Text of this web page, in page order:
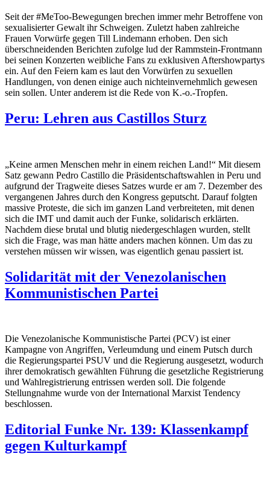
Seit der #MeToo-Bewegungen brechen immer mehr Betroffene von
sexualisierter Gewalt ihr Schweigen. Zuletzt haben zahlreiche
Frauen Vorwürfe gegen Till Lindemann erhoben. Den sich
überschneidenden Berichten zufolge lud der Rammstein-Frontmann
bei seinen Konzerten weibliche Fans zu exklusiven Aftershowpartys
ein. Auf den Feiern kam es laut den Vorwürfen zu sexuellen
Handlungen, von denen einige auch nichteinvernehmlich gewesen
sein sollen. Unter anderem ist die Rede von K.-o.-Tropfen.
Peru: Lehren aus Castillos Sturz
„Keine armen Menschen mehr in einem reichen Land!“ Mit diesem
Satz gewann Pedro Castillo die Präsidentschaftswahlen in Peru und
aufgrund der Tragweite dieses Satzes wurde er am 7. Dezember des
vergangenen Jahres durch den Kongress geputscht. Darauf folgten
massive Proteste, die sich im ganzen Land verbreiteten, mit denen
sich die IMT und damit auch der Funke, solidarisch erklärten.
Nachdem diese brutal und blutig niedergeschlagen wurden, stellt
sich die Frage, was man hätte anders machen können. Um das zu
verstehen müssen wir wissen, was eigentlich genau passiert ist.
Solidarität mit der Venezolanischen
Kommunistischen Partei
Die Venezolanische Kommunistische Partei (PCV) ist einer
Kampagne von Angriffen, Verleumdung und einem Putsch durch
die Regierungspartei PSUV und die Regierung ausgesetzt, wodurch
ihrer demokratisch gewählten Führung die gesetzliche Registrierung
und Wahlregistrierung entrissen werden soll. Die folgende
Stellungnahme wurde von der International Marxist Tendency
beschlossen.
Editorial Funke Nr. 139: Klassenkampf
gegen Kulturkampf